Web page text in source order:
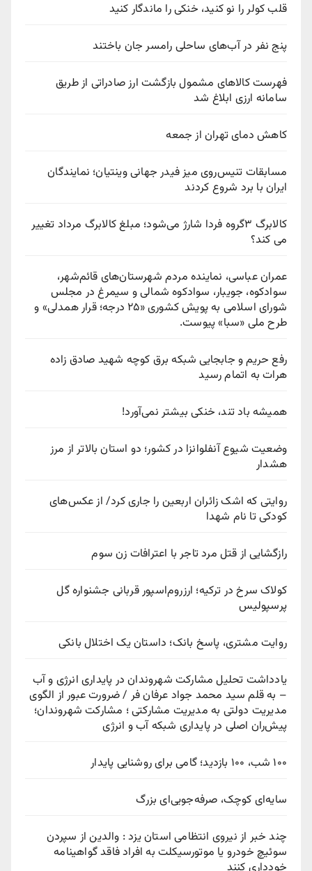
قلب کولر را نو کنید، خنکی را ماندگار کنید
پنج نفر در آب‌های ساحلی رامسر جان باختند
فهرست کالاهای مشمول بازگشت ارز صادراتی از طریق
سامانه ارزی ابلاغ شد
کاهش دمای تهران از جمعه
مسابقات تنیس‌روی میز فیدر جهانی وینتیان؛ نمایندگان
ایران با برد شروع کردند
کالابرگ ۳گروه فردا شارژ می‌شود؛ مبلغ کالابرگ مرداد تغییر
می کند؟
عمران عباسی، نماینده مردم شهرستان‌های قائم‌شهر،
سوادكوه، جویبار، سوادكوه شمالی و سیمرغ در مجلس
شورای اسلامی به پویش كشوری «۲۵ درجه؛ قرار همدلی» و
طرح ملی «سبا» پیوست.
رفع حریم و جابجایی شبکه برق کوچه شهید صادق زاده
هرات به اتمام رسید
همیشه باد تند، خنکی بیشتر نمی‌آورد!
وضعیت شیوع آنفلوانزا در کشور؛ دو استان بالاتر از مرز
هشدار
روایتی که اشک زائران اربعین را جاری کرد/ از عکس‌های
کودکی تا نام شهدا
رازگشایی از قتل مرد تاجر با اعترافات زن سوم
کولاک سرخ در ترکیه؛ ارزروم‌اسپور قربانی جشنواره گل
پرسپولیس
روایت مشتری، پاسخ بانک؛ داستان یک اختلال بانکی
یادداشت تحلیل مشارکت شهروندان در پایداری انرژی و آب
– به قلم سید محمد جواد عرفان فر / ضرورت عبور از الگوی
مدیریت دولتی به مدیریت مشارکتی ؛ مشارکت شهروندان؛
پیش‌ران اصلی در پایداری شبکه آب و انرژی
۱۰۰ شب، ۱۰۰ بازدید؛ گامی برای روشنایی پایدار
سایه‌ای کوچک، صرفه‌جویی‌ای بزرگ
چند خبر از نیروی انتظامی استان یزد : والدين از سپردن
سوئيچ خودرو يا موتورسيکلت به افراد فاقد گواهينامه